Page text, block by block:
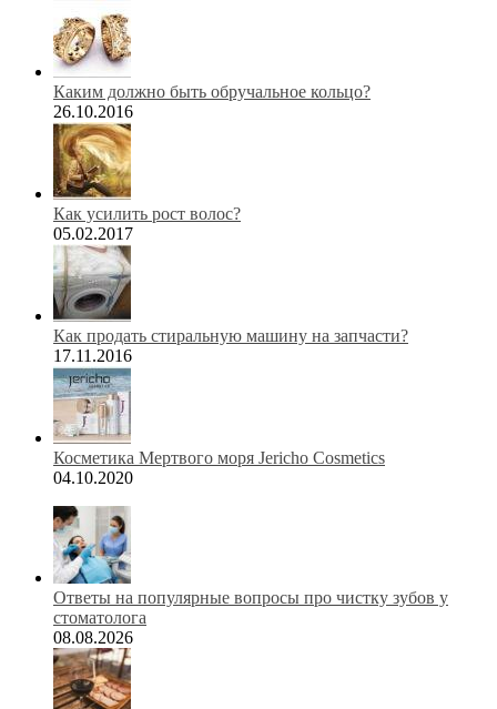
Каким должно быть обручальное кольцо?
26.10.2016
Как усилить рост волос?
05.02.2017
Как продать стиральную машину на запчасти?
17.11.2016
Косметика Мертвого моря Jericho Cosmetics
04.10.2020
Ответы на популярные вопросы про чистку зубов у
стоматолога
08.08.2026